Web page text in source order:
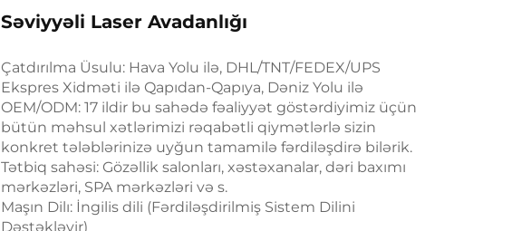
Səviyyəli Laser Avadanlığı
Çatdırılma Üsulu: Hava Yolu ilə, DHL/TNT/FEDEX/UPS
Ekspres Xidməti ilə Qapıdan-Qapıya, Dəniz Yolu ilə
OEM/ODM: 17 ildir bu sahədə fəaliyyət göstərdiyimiz üçün
bütün məhsul xətlərimizi rəqabətli qiymətlərlə sizin
konkret tələblərinizə uyğun tamamilə fərdiləşdirə bilərik.
Tətbiq sahəsi: Gözəllik salonları, xəstəxanalar, dəri baxımı
mərkəzləri, SPA mərkəzləri və s.
Maşın Dilı: İngilis dili (Fərdiləşdirilmiş Sistem Dilini
Dəstəkləyir)